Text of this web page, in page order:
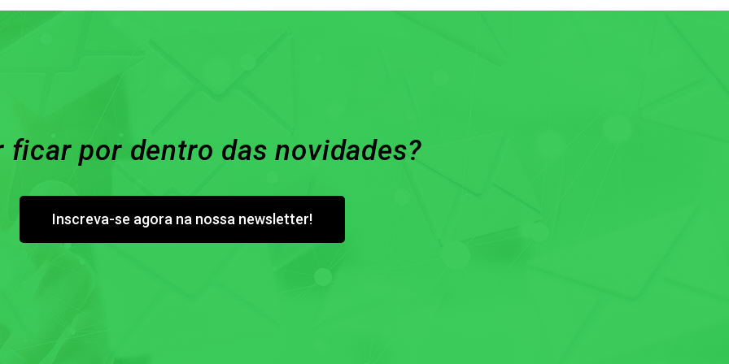
ficar por dentro das novidades?
Inscreva-se agora na nossa newsletter!